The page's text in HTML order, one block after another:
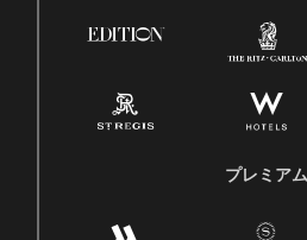
プレミアム